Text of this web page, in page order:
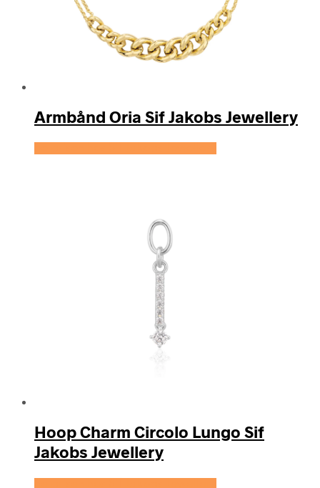
Armbånd Oria Sif Jakobs Jewellery
Hoop Charm Circolo Lungo Sif
Jakobs Jewellery